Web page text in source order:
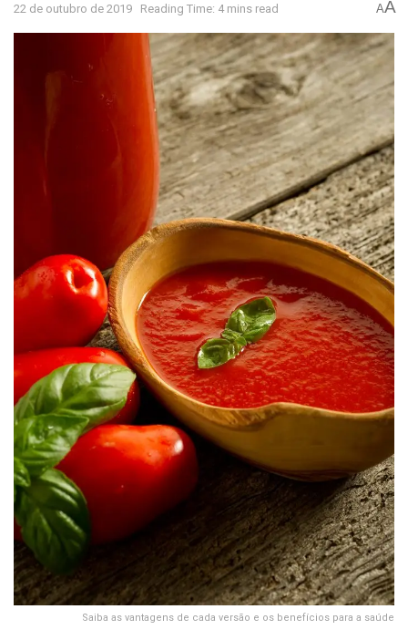
22 de outubro de 2019 Reading Time: 4 mins read AA
Saiba as vantagens de cada versão e os benefícios para a saúde